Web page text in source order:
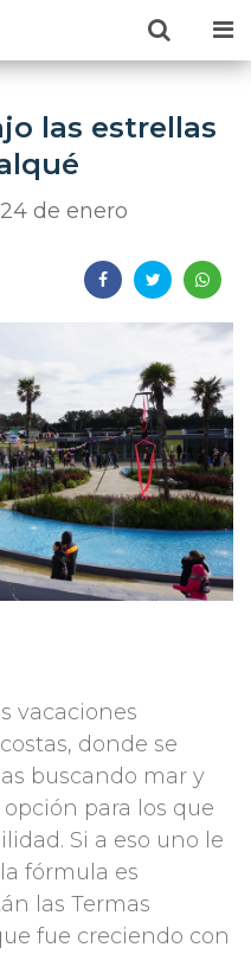
las estrellas
de enero
vacaciones
donde se
buscando mar y
para los que
Si a eso uno le
fórmula es
las Termas
fue creciendo con